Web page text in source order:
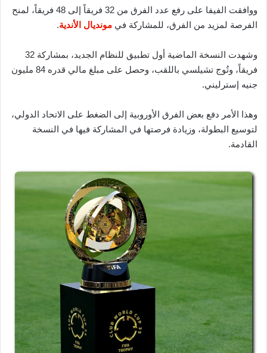
ووافقت الفيفا على رفع عدد الفرق من 32 فريقاً إلى 48 فريقاً، لمنح
الفرصة لمزيد من الفرق، للمشاركة في مونديال الأندية.
وشهدت النسخة الماضية أول تطبيق للنظام الجديد، بمشاركة 32
فريقاً، وتُوج تشيلسي باللقب، وحصل على مبلغ مالي قدره 84 مليون
جنيه إسترليني.
وهذا الأمر دفع بعض الفرق الأوروبية إلى الضغط على الاتحاد الدولي،
لتوسيع البطولة، وزيادة فرصتها في المشاركة فيها في النسخة
القادمة.